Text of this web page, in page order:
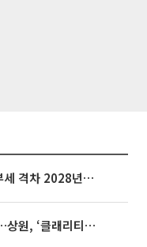
종부세 개편에도…1·3주택 종부세 격차 2028년부터 확대
미국, 가상자산 포괄 규제 속도…상원, ‘클래리티법’ 9월 절차투표 추진